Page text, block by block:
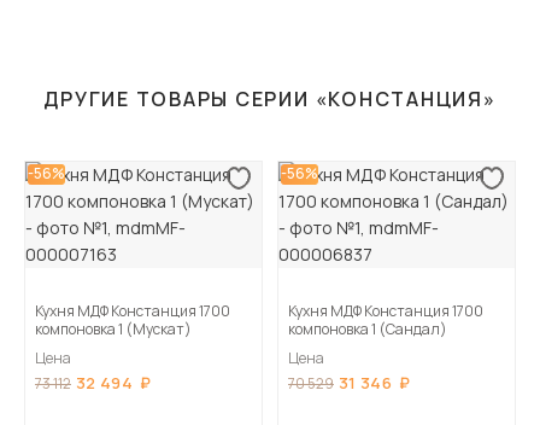
ДРУГИЕ ТОВАРЫ СЕРИИ «КОНСТАНЦИЯ»
-56%
Кухня МДФ Констанция 1700
компоновка 1 (Мускат)
Цена
73 112 32 494
-56%
Кухня МДФ Констанция 1700
компоновка 1 (Сандал)
Цена
70 529 31 346